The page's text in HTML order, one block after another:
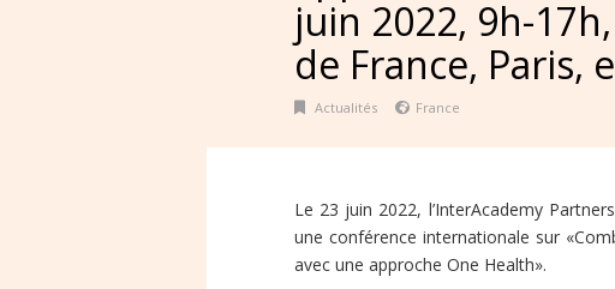
juin 2022, 9h-
de France, Paris,
Actualités France
Le 23 juin 2022, l’InterAcademy
une conférence internationale sur
avec une approche One Health».